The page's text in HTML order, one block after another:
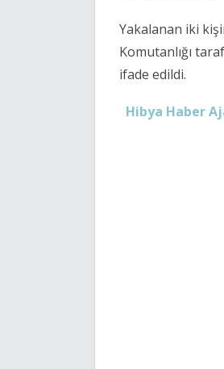
Yakalanan iki
Komutanlığı
ifade edildi.
Hibya Haber